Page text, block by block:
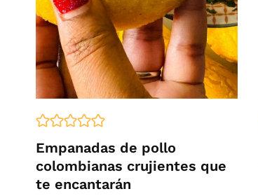
Empanadas de pollo
colombianas crujientes que
te encantarán